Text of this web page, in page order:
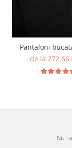
Pantaloni
de la 272,66
Nu